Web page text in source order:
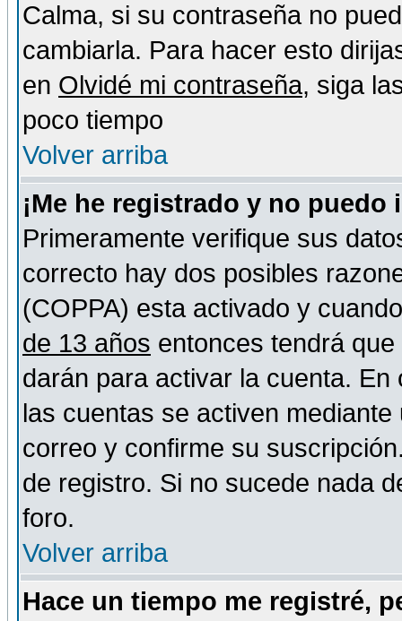
Calma, si su contraseña no
cambiarla. Para hacer esto
en Olvidé mi contraseña, siga
poco tiempo
Volver arriba
¡Me he registrado y no puedo
Primeramente verifique sus
correcto hay dos posibles
(COPPA) esta activado y
de 13 años entonces tendrá
darán para activar la cuenta.
las cuentas se activen
correo y confirme su
de registro. Si no sucede nada
foro.
Volver arriba
Hace un tiempo me registré,